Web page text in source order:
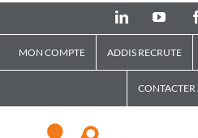
LinkedIn
MON COMPTE ADDIS RECRUTE
CONTACTER